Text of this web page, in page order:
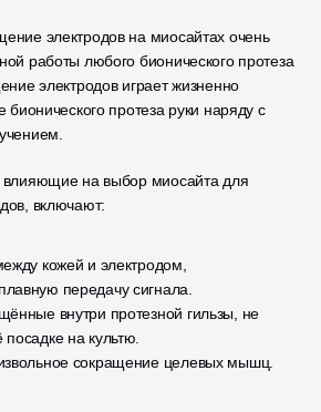
электродов на миосайтах очень
работы любого бионического протеза
электродов играет жизненно
бионического протеза руки наряду с
на выбор миосайта для
включают:
кожей и электродом,
передачу сигнала.
внутри протезной гильзы, не
на культю.
сокращение целевых мышц.